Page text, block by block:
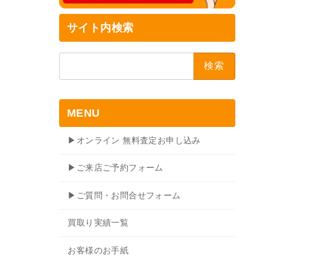
サイト内検索
索:
MENU
▶オンライン 無料査定お申し込み
▶ご来店ご予約フォーム
▶ご質問・お問合せフォーム
買取り実績一覧
お客様のお手紙